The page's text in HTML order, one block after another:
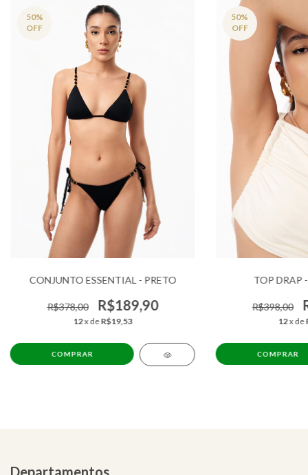
50%
OFF
CONJUNTO ESSENTIAL - PRETO
R$378,00 R$189,90
12x deR$19,53
COMPRAR
50%
OFF
TOP DRAP
R$398,00
12x de
COMPRAR